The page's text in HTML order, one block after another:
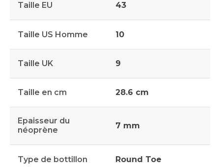
Taille EU 43
Taille US Homme 10
Taille UK 9
Taille en cm 28.6 cm
Epaisseur du
néoprène
7 mm
Type de bottillon Round Toe